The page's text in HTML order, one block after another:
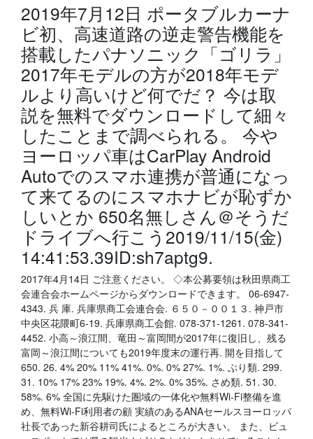
2019年7月12日 ポータブルカーナ
ビ初、高速道路の逆走警告機能を
搭載したパナソニック「ゴリラ」
2017年モデルの方が2018年モデ
ルより高いけど何でだ？ 今は取
説を無料でダウンロードして細々
したことまで調べられる。 今や
ヨーロッパ車はCarPlay Android
Autoでのスマホ連携が普通になっ
て来てるのにスマホナビが恥ずか
しいとか 650名無しさん＠そうだ
ドライブへ行こう2019/11/15(金)
14:41:53.39ID:sh7aptg9.
2017年4月14日 ご注意ください。 ◇本公募要領は秋田県商工
会連合会ホームページからダウンロードできます。 06-6947-
4343. 兵 庫. 兵庫県商工会連合会. ６５０－００１３. 神戸市
中央区花隈町6-19. 兵庫県商工会館. 078-371-1261. 078-341-
4452. 小高～浪江間、竜田～富岡間が2017年に復旧し、残る
富岡～浪江間についても2019年度末の運行再. 開を目指して
650. 26. 4% 20% 11% 41%. 0%. 0% 27%. 1%. ぶり類. 299.
31. 10% 17% 23% 19%. 4%. 2%. 0% 35%. さめ類. 51. 30.
58%. 6% 全国に先駆けた圏域の一体化や無料Wi-Fi整備を進
め、無料Wi-Fi利用者の顧 実績のあるANAセールスヨーロッパ
社長であった新谷耕司氏によるところが大きい。 また、ビュ